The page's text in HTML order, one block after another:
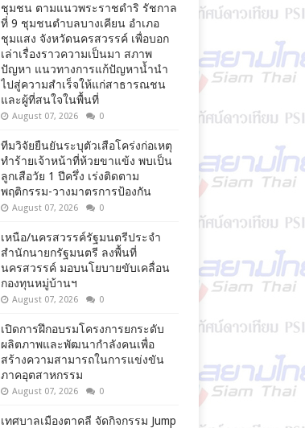
ชุมชน ตามแนวพระราชดำริ รัชกาล
ที่ 9 ชุมชนตำบลบางเคียน อำเภอ
ชุมแสง จังหวัดนครสวรรค์ เพื่อบอก
เล่าเรื่องราวความเป็นมา สภาพ
ปัญหา แนวทางการแก้ปัญหาน้ำนำ
ไปสู่ความสำเร็จให้แก่สาธารณชน
และผู้ที่สนใจในพื้นที่
August 07, 2026 0
ทีมวิจัยยืนยันระบุตัวเสือโคร่งก่อเหตุ
ทำร้ายเจ้าหน้าที่ห้วยขาแข้ง พบเป็น
ลูกเสือวัย 1 ปีครึ่ง เร่งติดตาม
พฤติกรรม-วางมาตรการป้องกัน
August 07, 2026 0
เหนือ/นครสวรรค์รัฐมนตรีประจำ
สำนักนายกรัฐมนตรี ลงพื้นที่
นครสวรรค์ มอบนโยบายขับเคลื่อน
กองทุนหมู่บ้านฯ
August 07, 2026 0
เปิดการฝึกอบรมโครงการยกระดับ
ผลิตภาพและพัฒนากำลังคนเพื่อ
สร้างความสามารถในการแข่งขัน
ภาคอุตสาหกรรม
August 07, 2026 0
เทศบาลเมืองตาคลี จัดกิจกรรม Jump